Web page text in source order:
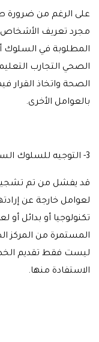
على الرغم من ضرورة
مجرد تعريف الأشخاص
المطلوبة في السلوك
الصحي التجارب
الصحة واتخاذ القرار
بالعوامل الأخرى.
3- التوجيه للسلوك السليم:
قد يفشل من تم
لعوامل خارجة عن
تكنولوجيا أو بدائل أو
المستمرة من المركز
ليست فقط تقديم
الاستفادة منها.